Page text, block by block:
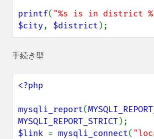
printf( "%s is in district
$city, $district );
手続き型
<?php
mysqli_report(
MYSQLI_REPORT_STRICT
$link = mysqli_connect(